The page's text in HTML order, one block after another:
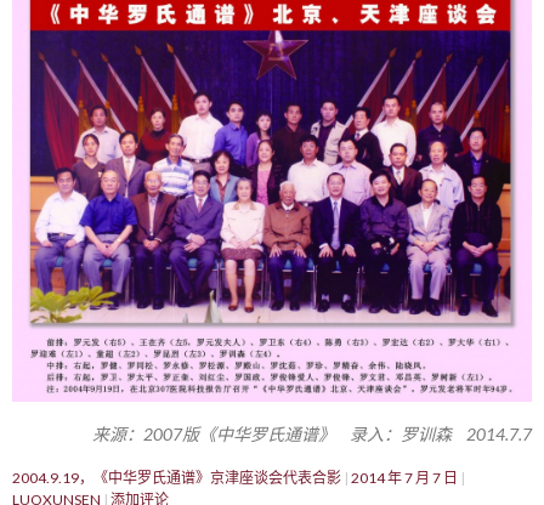
来源：2007版《中华罗氏通谱》 录入：罗训森 2014.7.7
2004.9.19，《中华罗氏通谱》京津座谈会代表合影 2014 年 7 月 7 日
LUOXUNSEN 添加评论